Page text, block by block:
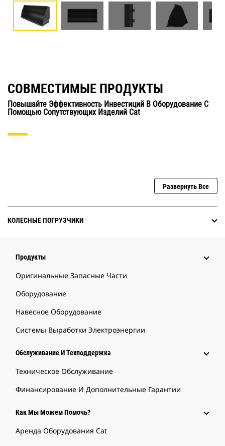
СОВМЕСТИМЫЕ ПРОДУКТЫ
Повышайте Эффективность Инвестиций В Оборудование С
Помощью Сопутствующих Изделий Cat
Развернуть Все
КОЛЕСНЫЕ ПОГРУЗЧИКИ
Продукты
Оригинальные Запасные Части
Оборудование
Навесное Оборудование
Системы Выработки Электроэнергии
Обслуживание И Техподдержка
Техническое Обслуживание
Финансирование И Дополнительные Гарантии
Как Мы Можем Помочь?
Аренда Оборудования Cat